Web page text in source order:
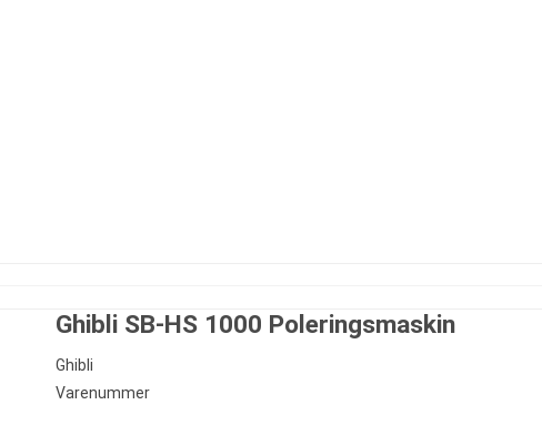
Ghibli SB-HS 1000 Poleringsmaskin
Ghibli
Varenummer